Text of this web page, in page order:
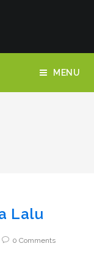
MENU
Lalu
0 Comments